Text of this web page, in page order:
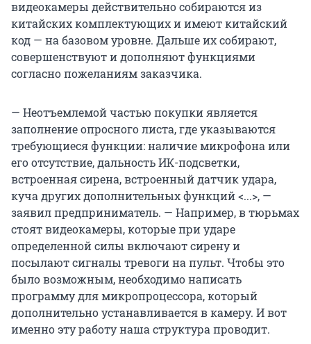
видеокамеры действительно собираются из
китайских комплектующих и имеют китайский
код — на базовом уровне. Дальше их собирают,
совершенствуют и дополняют функциями
согласно пожеланиям заказчика.
— Неотъемлемой частью покупки является
заполнение опросного листа, где указываются
требующиеся функции: наличие микрофона или
его отсутствие, дальность ИК-подсветки,
встроенная сирена, встроенный датчик удара,
куча других дополнительных функций <...>, —
заявил предприниматель. — Например, в тюрьмах
стоят видеокамеры, которые при ударе
определенной силы включают сирену и
посылают сигналы тревоги на пульт. Чтобы это
было возможным, необходимо написать
программу для микропроцессора, который
дополнительно устанавливается в камеру. И вот
именно эту работу наша структура проводит.